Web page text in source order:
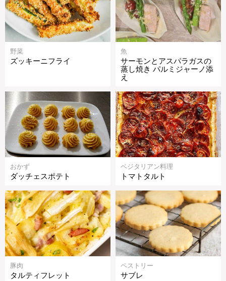
野菜
ズッキーニフライ
魚
サーモンとアスパラガスの
蒸し焼き パルミジャーノ添
え
おかず
ダッチェスポテト
ベジタリアン料理
トマトタルト
豚肉
タルティフレット
ペストリー
サブレ